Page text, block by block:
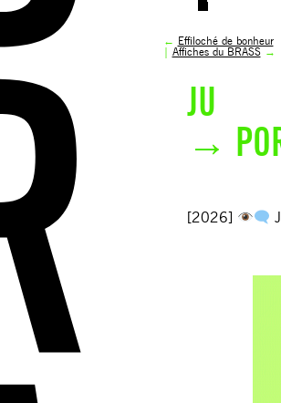
← Effiloché de bonheur
| Affiches du BRASS→
JU
→
[2026]